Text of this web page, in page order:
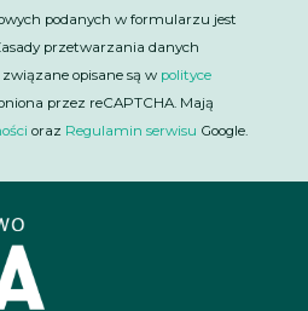
podanych w formularzu jest
przetwarzania danych
opisane są w polityce
przez reCAPTCHA. Mają
oraz Regulamin serwisu Google.